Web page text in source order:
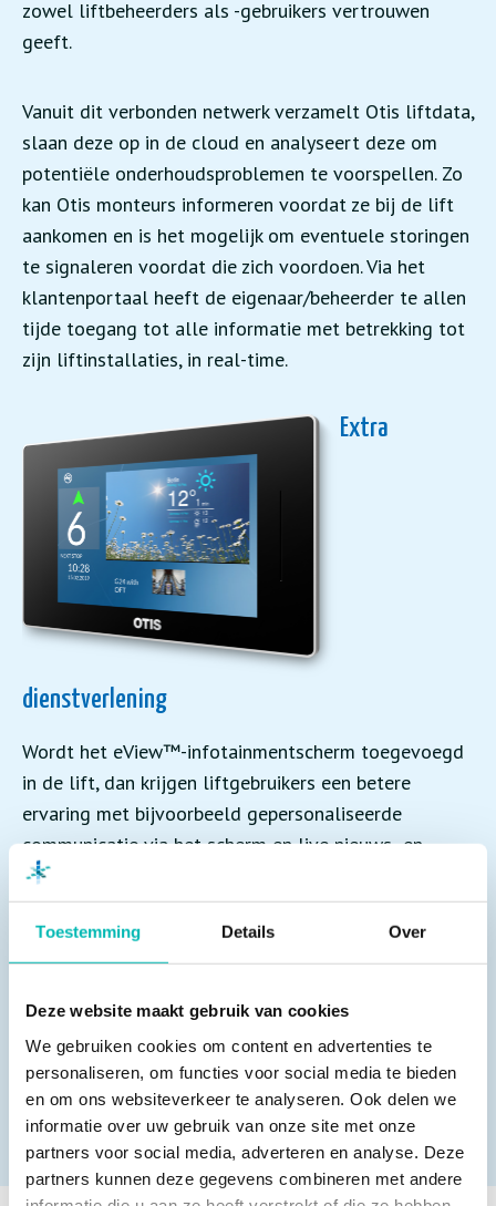
Toestemming Details Over
Deze website maakt gebruik van cookies
We gebruiken cookies om content en advertenties te
personaliseren, om functies voor social media te bieden
en om ons websiteverkeer te analyseren. Ook delen we
informatie over uw gebruik van onze site met onze
partners voor social media, adverteren en analyse. Deze
partners kunnen deze gegevens combineren met andere
zowel liftbeheerders als -gebruikers vertrouwen
geeft.
Vanuit dit verbonden netwerk verzamelt Otis liftdata,
slaan deze op in de cloud en analyseert deze om
potentiële onderhoudsproblemen te voorspellen. Zo
kan Otis monteurs informeren voordat ze bij de lift
aankomen en is het mogelijk om eventuele storingen
te signaleren voordat die zich voordoen. Via het
klantenportaal heeft de eigenaar/beheerder te allen
tijde toegang tot alle informatie met betrekking tot
zijn liftinstallaties, in real-time.
Extra
dienstverlening
Wordt het eView™-infotainmentscherm toegevoegd
in de lift, dan krijgen liftgebruikers een betere
ervaring met bijvoorbeeld gepersonaliseerde
communicatie via het scherm en live nieuws- en
weerberichten. Bovendien wordt een kwalitatieve
rechtstreekse videoverbinding tot stand gebracht
met een OtisLine®-operator die passagiers
geruststelt wanneer de lift vastzit.
Dus wat wordt de volgende stap voor jouw lift? Ga
naar dewebsite van Otisvoor meer informatie over
Otis ONE™ of neem contact op via
informatie@otis.comof 088 – 750 06 00.